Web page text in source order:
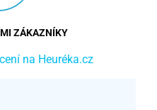
ZÁKAZNÍKY
na Heuréka.cz